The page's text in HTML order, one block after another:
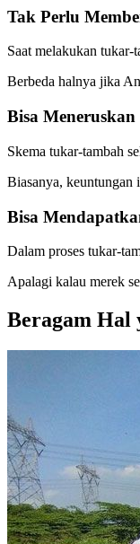
Tak Perlu
Saat melakukan
Berbeda halnya jika
Bisa
Skema tukar-tambah
Biasanya, keuntungan
Bisa
Dalam proses tukar-
Apalagi kalau merek
Beragam Hal